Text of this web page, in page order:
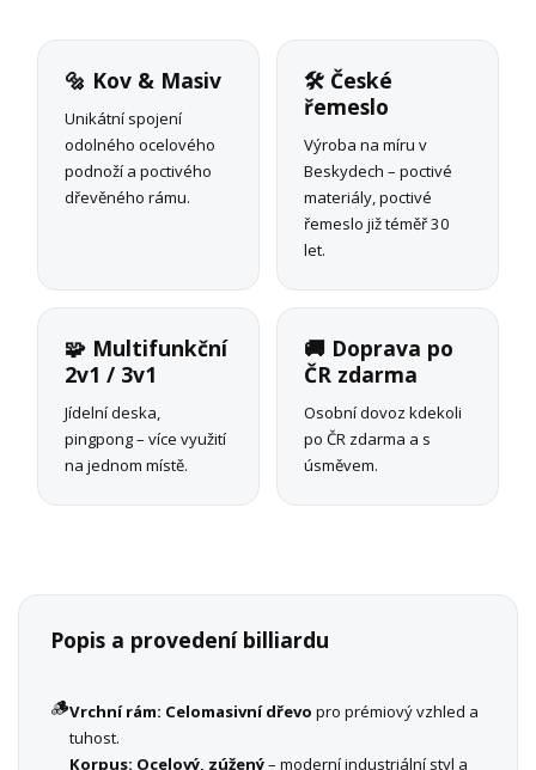
🔩 Kov & Masiv
Unikátní spojení
odolného ocelového
podnoží a poctivého
dřevěného rámu.
🛠 České
řemeslo
Výroba na míru v
Beskydech – poctivé
materiály, poctivé
řemeslo již téměř 30
let.
🧩 Multifunkční
2v1 / 3v1
Jídelní deska,
pingpong – více využití
na jednom místě.
🚚 Doprava po
ČR zdarma
Osobní dovoz kdekoli
po ČR zdarma a s
úsměvem.
Popis a provedení billiardu
🪵Vrchní rám: Celomasivní dřevo pro prémiový vzhled a
tuhost.
Korpus: Ocelový, zúžený– moderní industriální styl a